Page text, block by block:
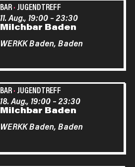
BAR· JUGENDTREFF
Milchbar Baden
11. Aug., 19:00–23:30
WERKK Baden, Baden
BAR· JUGENDTREFF
Milchbar Baden
18. Aug., 19:00–23:30
WERKK Baden, Baden